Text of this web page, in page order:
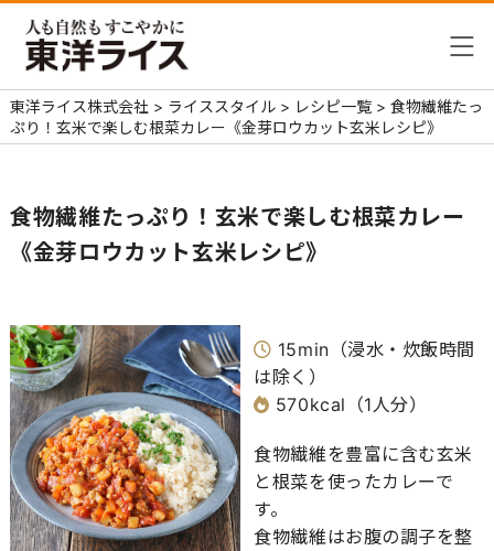
東洋ライス株式会社 > ライススタイル > レシピ一覧 > 食物繊維たっ
ぷり！玄米で楽しむ根菜カレー《金芽ロウカット玄米レシピ》
食物繊維たっぷり！玄米で楽しむ根菜カレー
《金芽ロウカット玄米レシピ》
15min（浸水・炊飯時間
は除く）
570kcal（1人分）
食物繊維を豊富に含む玄米
と根菜を使ったカレーで
す。
食物繊維はお腹の調子を整